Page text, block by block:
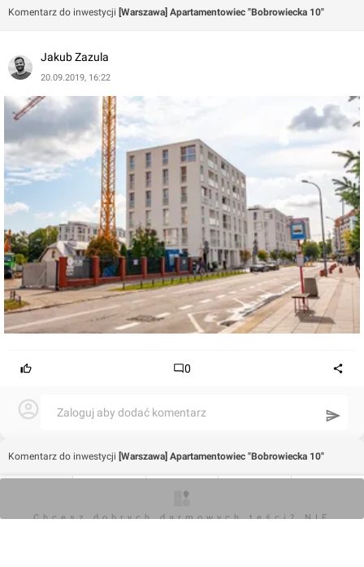
Komentarz do inwestycji [Warszawa] Apartamentowiec "Bobrowiecka 10"
Jakub Zazula
20.09.2019, 16:22
0
Zaloguj aby dodać komentarz
Komentarz do inwestycji [Warszawa] Apartamentowiec "Bobrowiecka 10"
05.07.2018, 15:12
Chcesz dobrych darmowych teści? NIE